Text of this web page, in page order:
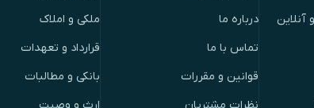
درباره ما
تماس با ما
قوانین و مقررات
ملکی و املاک
قرارداد و تعهدات
بانکی و مطالبات